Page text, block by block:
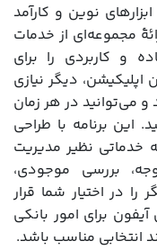
نوین و کارآمد
مجموعه‌ای از خدمات
و کاربردی را برای
دیگر نیازی
می‌توانید در هر زمان
این برنامه با طراحی
خدماتی نظیر مدیریت
بررسی موجودی،
در اختیار شما قرار
برای امور بانکی
انتخابی مناسب باشد.